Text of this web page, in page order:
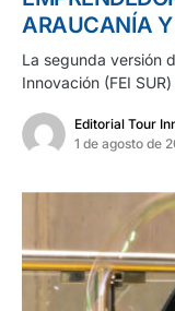
ARAUCANÍA Y
La segunda versión
Innovación (FEI
Editorial Tour
1 de agosto de